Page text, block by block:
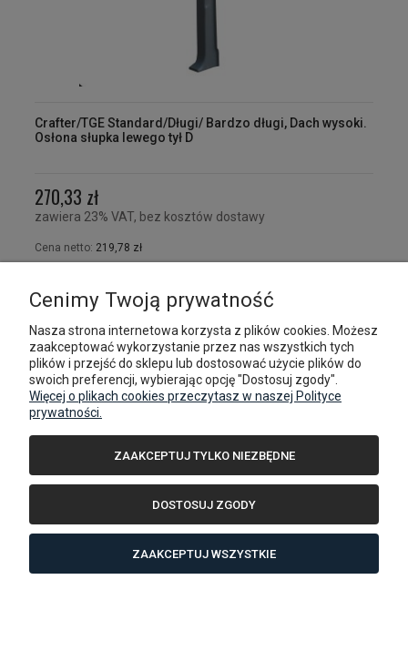
Crafter/TGE Standard/Długi/ Bardzo długi, Dach wysoki.
Osłona słupka lewego tył D
270,33 zł
zawiera 23% VAT, bez kosztów dostawy
Cena netto: 219,78 zł
Cenimy Twoją prywatność
Nasza strona internetowa korzysta z plików cookies. Możesz
zaakceptować wykorzystanie przez nas wszystkich tych
plików i przejść do sklepu lub dostosować użycie plików do
swoich preferencji, wybierając opcję "Dostosuj zgody".
Więcej o plikach cookies przeczytasz w naszej Polityce
prywatności.
ZAAKCEPTUJ TYLKO NIEZBĘDNE
DOSTOSUJ ZGODY
ZAAKCEPTUJ WSZYSTKIE